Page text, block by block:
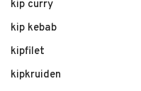
kip curry
kip kebab
kipfilet
kipkruiden